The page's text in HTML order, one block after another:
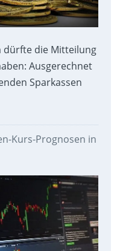
dürfte die Mitteilung
Ausgerechnet
Sparkassen
Kurs-Prognosen in